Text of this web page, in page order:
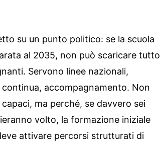
su un punto politico: se la scuola
al 2035, non può scaricare tutto
Servono linee nazionali,
accompagnamento. Non
ma perché, se davvero sei
volto, la formazione iniziale
attivare percorsi strutturati di